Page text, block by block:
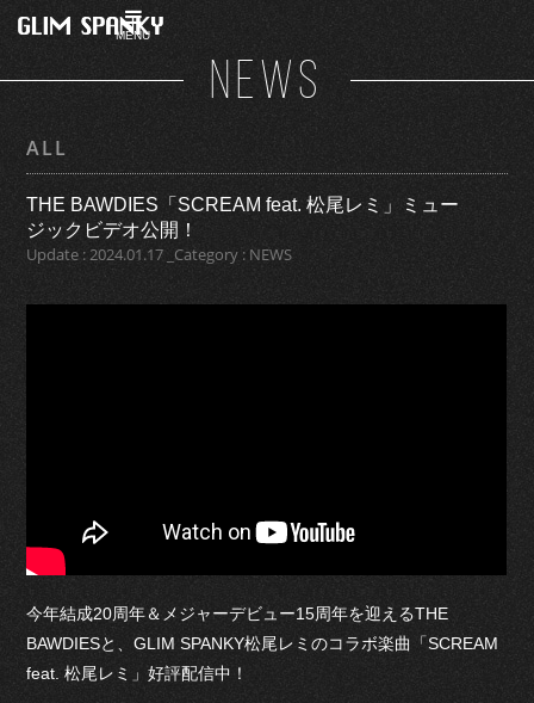
MENU
NEWS
ALL
THE BAWDIES「SCREAM feat. 松尾レミ」ミュー
ジックビデオ公開！
Update : 2024.01.17 _Category : NEWS
今年結成20周年＆メジャーデビュー15周年を迎えるTHE
BAWDIESと、GLIM SPANKY松尾レミのコラボ楽曲「SCREAM
feat. 松尾レミ」好評配信中！